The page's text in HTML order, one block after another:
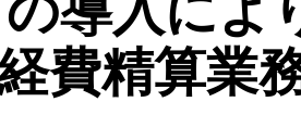
México (Español)
Brasil (Português)
費精算業